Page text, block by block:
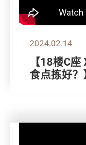
2024.02.14
【18楼C
食点拣好？